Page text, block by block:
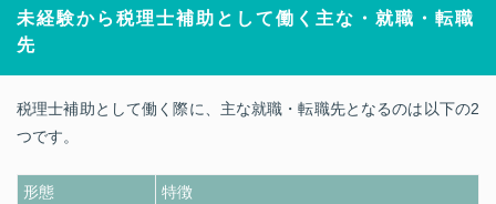
未経験から税理士補助として働く主な・就職・転職
先
税理士補助として働く際に、主な就職・転職先となるのは以下の2
つです。
形態
特徴